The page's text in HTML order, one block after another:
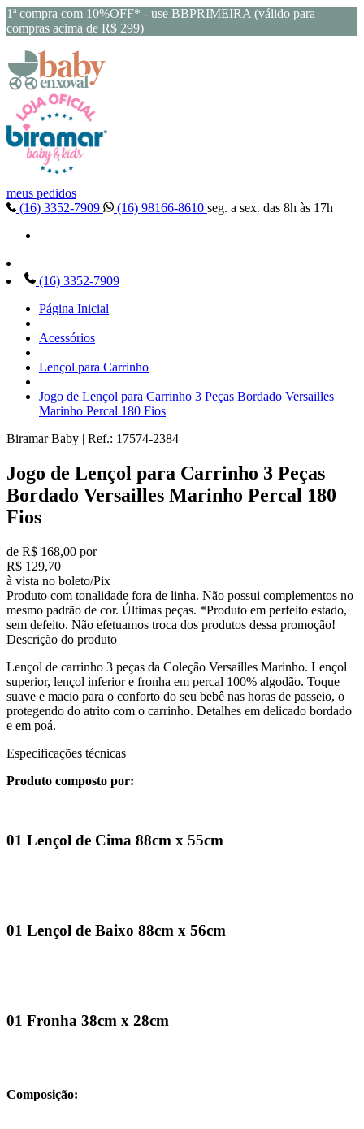
1ª compra com 10%OFF* - use BBPRIMEIRA (válido para
compras acima de R$ 299)
meus pedidos
(16) 3352-7909
(16) 98166-8610 seg. a sex. das 8h às 17h
(16) 3352-7909
Página Inicial
Acessórios
Lençol para Carrinho
Jogo de Lençol para Carrinho 3 Peças Bordado Versailles
Marinho Percal 180 Fios
Biramar Baby | Ref.: 17574-2384
Jogo de Lençol para Carrinho 3 Peças
Bordado Versailles Marinho Percal 180
Fios
de R$ 168,00 por
R$ 129,70
à vista no boleto/Pix
Produto com tonalidade fora de linha. Não possui complementos no
mesmo padrão de cor. Últimas peças. *Produto em perfeito estado,
sem defeito. Não efetuamos troca dos produtos dessa promoção!
Descrição do produto
Lençol de carrinho 3 peças da Coleção Versailles Marinho. Lençol
superior, lençol inferior e fronha em percal 100% algodão. Toque
suave e macio para o conforto do seu bebê nas horas de passeio, o
protegendo do atrito com o carrinho. Detalhes em delicado bordado
e em poá.
Especificações técnicas
Produto composto por:
01 Lençol de Cima 88cm x 55cm
01 Lençol de Baixo 88cm x 56cm
01 Fronha 38cm x 28cm
Composição: